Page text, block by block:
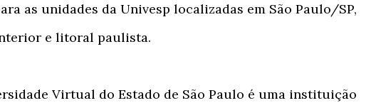
as unidades da Univesp localizadas em São Paulo/SP,
e litoral paulista.
Virtual do Estado de São Paulo é uma instituição